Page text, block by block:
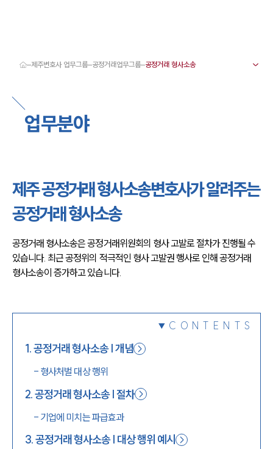
서울·제주변호사
제주형사전문변호사
제주이혼전문변호사
제주학교폭력변호사
제주변호사 주요 업무사례
제주 분사무소 오시는 길
제주변호사상담 상담접수
채용정보
제주변호사 업무그룹 공정거래업무그룹
업무분야
제주 공정거래 형사소송변호사가 알려주는
공정거래 형사소송
공정거래 형사소송은 공정거래위원회의 형사 고발로 절차가 진행될 수
있습니다. 최근 공정위의 적극적인 형사 고발권 행사로 인해 공정거래
형사소송이 증가하고 있습니다.
CONTENTS
1.공정거래 형사소송 | 개념
- 형사처벌 대상 행위
2.공정거래 형사소송 | 절차
- 기업에 미치는 파급효과
3.공정거래 형사소송 | 대상 행위 예시